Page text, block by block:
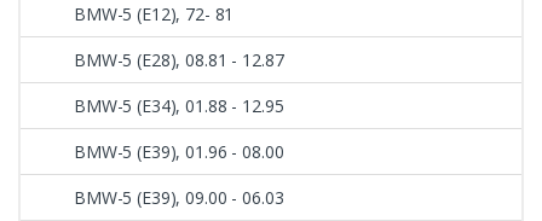
BMW-5 (E12), 72- 81
BMW-5 (E28), 08.81 - 12.87
BMW-5 (E34), 01.88 - 12.95
BMW-5 (E39), 01.96 - 08.00
BMW-5 (E39), 09.00 - 06.03